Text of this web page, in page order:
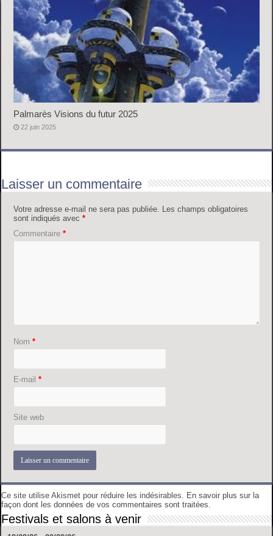
Palmarès Visions du futur 2025
22 juin 2025
Laisser un commentaire
Votre adresse e-mail ne sera pas publiée.
Les champs obligatoires
sont indiqués avec*
Commentaire*
Nom*
E-mail*
Site web
Ce site utilise Akismet pour réduire les indésirables.
En savoir plus sur la
façon dont les données de vos commentaires sont traitées
Festivals et salons à venir